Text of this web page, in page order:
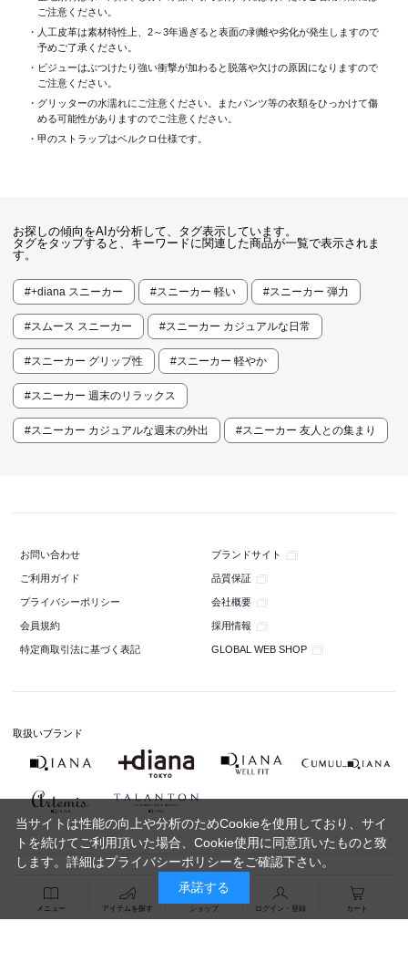
ご注意ください。
・人工皮革は素材特性上、2～3年過ぎると表面の剥離や劣化が発生しますので
予めご了承ください。
・ビジューはぶつけたり強い衝撃が加わると脱落や欠けの原因になりますので
ご注意ください。
・グリッターの水濡れにご注意ください。またパンツ等の衣類をひっかけて傷
める可能性がありますのでご注意ください。
・甲のストラップはベルクロ仕様です。
お探しの傾向をAIが分析して、タグ表示しています。
タグをタップすると、キーワードに関連した商品が一覧で表示されま
す。
#+diana スニーカー #スニーカー 軽い #スニーカー 弾力
#スムース スニーカー #スニーカー カジュアルな日常
#スニーカー グリップ性 #スニーカー 軽やか
#スニーカー 週末のリラックス
#スニーカー カジュアルな週末の外出 #スニーカー 友人との集まり
お問い合わせ ブランドサイト
ご利用ガイド 品質保証
プライバシーポリシー 会社概要
会員規約 採用情報
特定商取引法に基づく表記 GLOBAL WEB SHOP
取扱いブランド
メニュー アイテムを探す ショップ ログイン・登録 カート
当サイトは性能の向上や分析のためCookieを使用しており、サイ
トを続けてご利用頂いた場合、Cookie使用に同意頂いたものと致
します。詳細はプライバシーポリシーをご確認下さい。
承諾する